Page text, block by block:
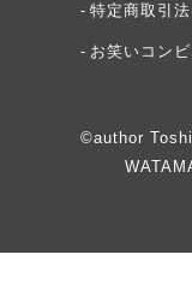
特定商取引
お笑いコン
©author